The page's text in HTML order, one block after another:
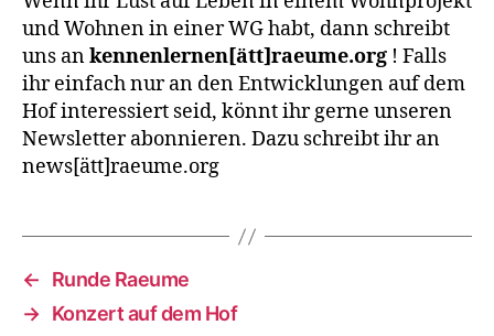
und Wohnen in einer WG habt, dann schreibt
uns ankennenlernen[ätt]raeume.org ! Falls
ihr einfach nur an den Entwicklungen auf dem
Hof interessiert seid, könnt ihr gerne unseren
Newsletter abonnieren. Dazu schreibt ihr an
news[ätt]raeume.org
←
Runde Raeume
→ Konzert auf dem Hof